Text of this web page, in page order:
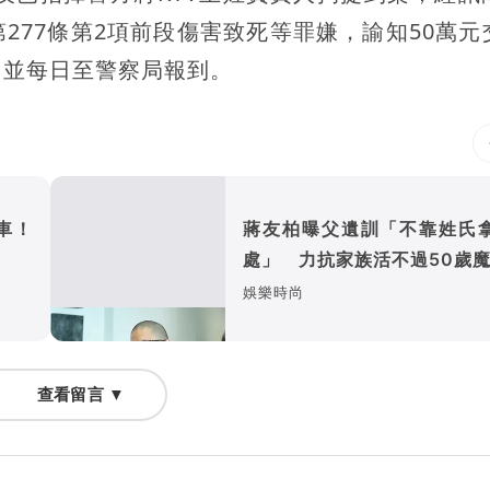
條第2項前段傷害致死等罪嫌，諭知50萬元
每日至警察局報到。
！
蔣友柏曝父遺訓「不靠姓氏
處」 力抗家族活不過50歲
娛樂時尚
查看留言 ▼